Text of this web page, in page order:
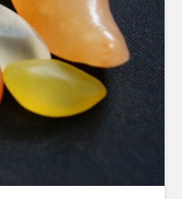
g
a
t
i
o